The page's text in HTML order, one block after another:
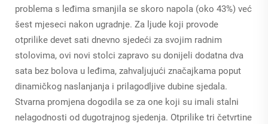
problema s leđima smanjila se skoro napola (oko 43%) već
šest mjeseci nakon ugradnje. Za ljude koji provode
otprilike devet sati dnevno sjedeći za svojim radnim
stolovima, ovi novi stolci zapravo su donijeli dodatna dva
sata bez bolova u leđima, zahvaljujući značajkama poput
dinamičkog naslanjanja i prilagodljive dubine sjedala.
Stvarna promjena dogodila se za one koji su imali stalni
nelagodnosti od dugotrajnog sjedenja. Otprilike tri četvrtine